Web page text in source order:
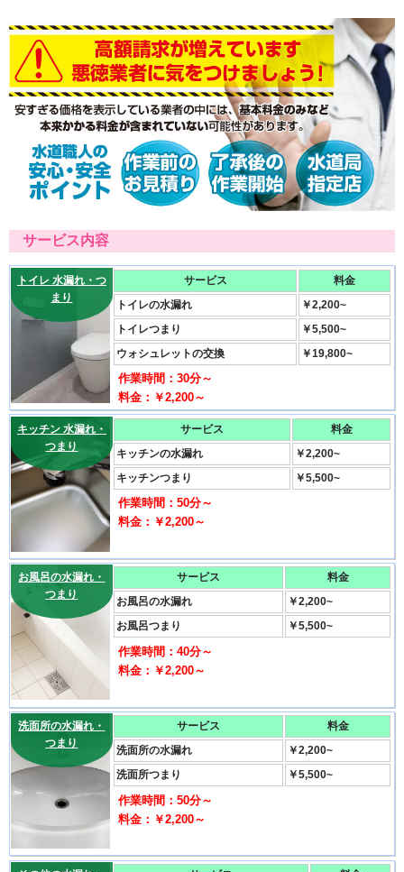
サービス内容
トイレ 水漏れ・つ
まり
サービス
料金
トイレの水漏れ
￥2,200~
トイレつまり
￥5,500~
ウォシュレットの交換
￥19,800~
作業時間：30分～
料金：￥2,200～
キッチン 水漏れ・
つまり
サービス
料金
キッチンの水漏れ
￥2,200~
キッチンつまり
￥5,500~
作業時間：50分～
料金：￥2,200～
お風呂の水漏れ・
つまり
サービス
料金
お風呂の水漏れ
￥2,200~
お風呂つまり
￥5,500~
作業時間：40分～
料金：￥2,200～
洗面所の水漏れ・
つまり
サービス
料金
洗面所の水漏れ
￥2,200~
洗面所つまり
￥5,500~
作業時間：50分～
料金：￥2,200～